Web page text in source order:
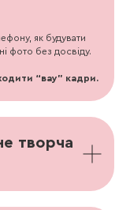
як будувати
фото без досвіду.
“вау” кадри.
творча